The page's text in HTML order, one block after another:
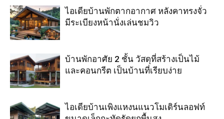
ไอเดียบ้านพักตากอากาศ หลังคาทรงจั่ว
มีระเบียงหน้านั่งเล่นชมวิว
บ้านพักอาศัย 2 ชั้น วัสดุที่สร้างเป็นไม้
และคอนกรีต เป็นบ้านที่เรียบง่าย
ไอเดียบ้านเพิงแหงนแนวโมเดิร์นลอฟท์